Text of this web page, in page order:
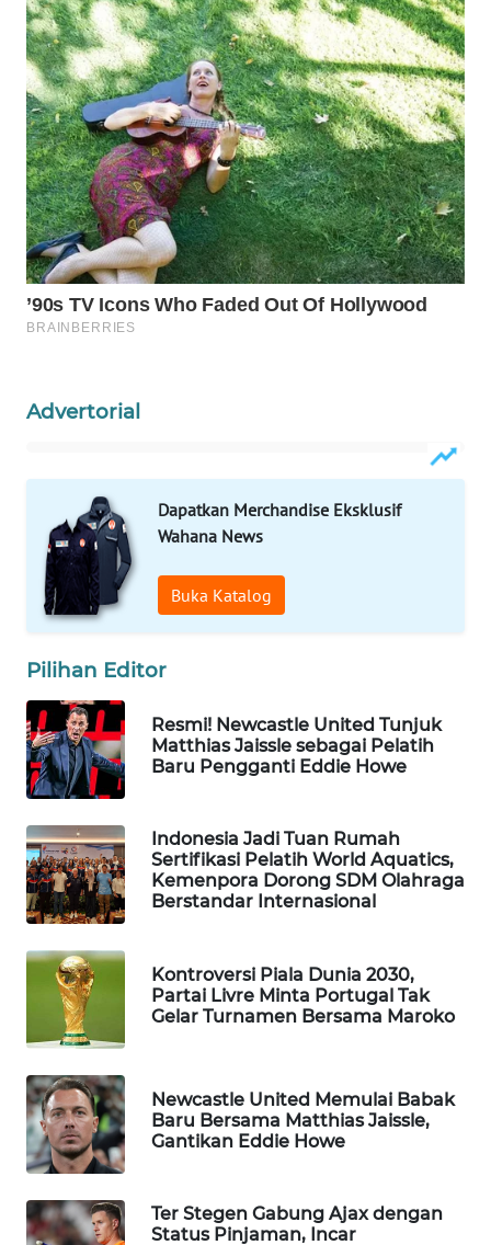
Advertorial
Dapatkan Merchandise Eksklusif
Wahana News
Buka Katalog
Pilihan Editor
Resmi! Newcastle United Tunjuk
Matthias Jaissle sebagai Pelatih
Baru Pengganti Eddie Howe
Indonesia Jadi Tuan Rumah
Sertifikasi Pelatih World Aquatics,
Kemenpora Dorong SDM Olahraga
Berstandar Internasional
Kontroversi Piala Dunia 2030,
Partai Livre Minta Portugal Tak
Gelar Turnamen Bersama Maroko
Newcastle United Memulai Babak
Baru Bersama Matthias Jaissle,
Gantikan Eddie Howe
Ter Stegen Gabung Ajax dengan
Status Pinjaman, Incar
WAHANANEWS
ID
WAHANANEWS
CO ID
WAHANANEWS
NET
WAHANA
SPORT
SELEB
WAHANA
PERSONA
WAHANA
OTOMOTIF
WAHANA
HEALTH
WAHANA
DESA
WISATA
LAPAK
WAHANA
Wahana
Network
KONSUMEN
MASYARAKAT
KELISTRIKAN
WALINKI
ID